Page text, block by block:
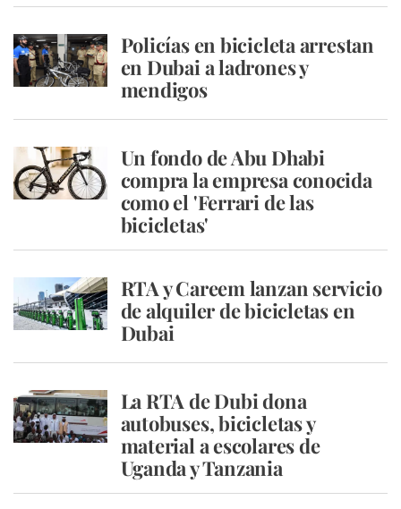
Policías en bicicleta arrestan
en Dubai a ladrones y
mendigos
Un fondo de Abu Dhabi
compra la empresa conocida
como el 'Ferrari de las
bicicletas'
RTA y Careem lanzan servicio
de alquiler de bicicletas en
Dubai
La RTA de Dubi dona
autobuses, bicicletas y
material a escolares de
Uganda y Tanzania